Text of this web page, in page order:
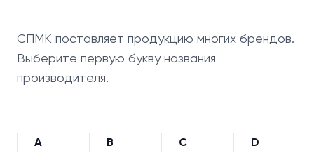
СПМК поставляет продукцию многих брендов.
Выберите первую букву названия
производителя.
A B C D